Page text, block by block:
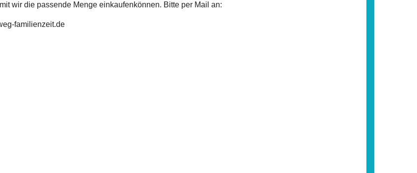
wir die passende Menge einkaufenkönnen. Bitte per Mail an:
familienzeit.de